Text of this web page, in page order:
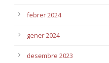
febrer 2024
gener 2024
desembre 2023